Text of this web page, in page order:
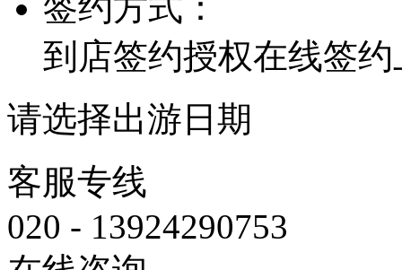
到店签约授权在线签约
请选择出游日期
客服专线
020 - 13924290753